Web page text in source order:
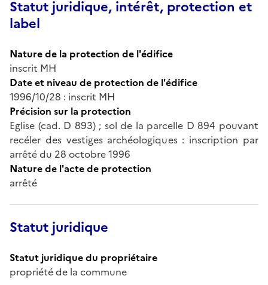
Statut juridique, intérêt, protection et
label
Nature de la protection de l'édifice
inscrit MH
Date et niveau de protection de l'édifice
1996/10/28 : inscrit MH
Précision sur la protection
Eglise (cad. D 893) ; sol de la parcelle D 894 pouvant
recéler des vestiges archéologiques : inscription par
arrêté du 28 octobre 1996
Nature de l'acte de protection
arrêté
Statut juridique
Statut juridique du propriétaire
propriété de la commune